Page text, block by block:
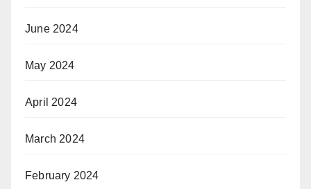
June 2024
May 2024
April 2024
March 2024
February 2024